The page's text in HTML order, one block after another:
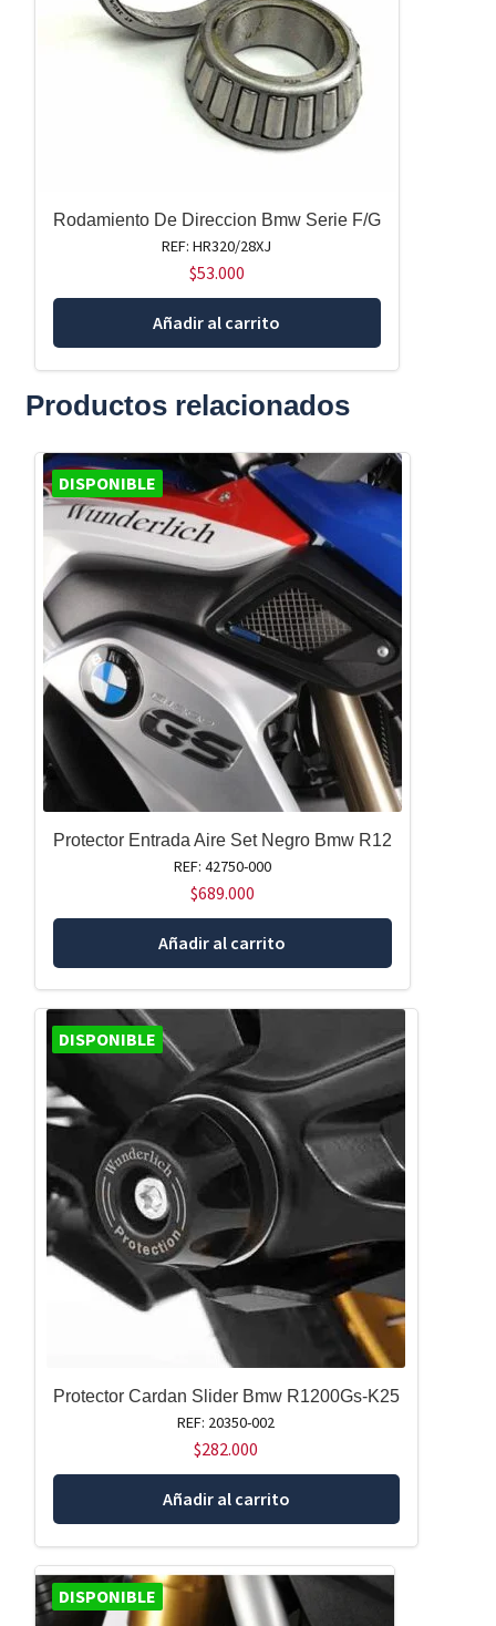
Rodamiento De Direccion Bmw Serie F/G
REF: HR320/28XJ
$53.000
Añadir al carrito
Productos relacionados
DISPONIBLE
Protector Entrada Aire Set Negro Bmw R12
REF: 42750-000
$689.000
Añadir al carrito
DISPONIBLE
Protector Cardan Slider Bmw R1200Gs-K25
REF: 20350-002
$282.000
Añadir al carrito
DISPONIBLE